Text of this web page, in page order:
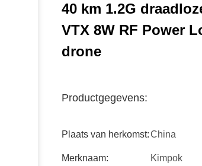
40 km 1.2G
VTX 8W RF Power
drone
Productgegevens:
Plaats van herkomst:China
Merknaam: Kimpok